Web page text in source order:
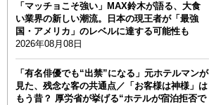
「マッチョこそ強い」MAX鈴木が語る、大食
い業界の新しい潮流。日本の現王者が「最強
国・アメリカ」のレベルに達する可能性も
2026年08月08日
「有名俳優でも“出禁”になる」元ホテルマンが
見た、残念な客の共通点／「お客様は神様」は
もう昔？ 厚労省が挙げる“ホテルが宿泊拒否で